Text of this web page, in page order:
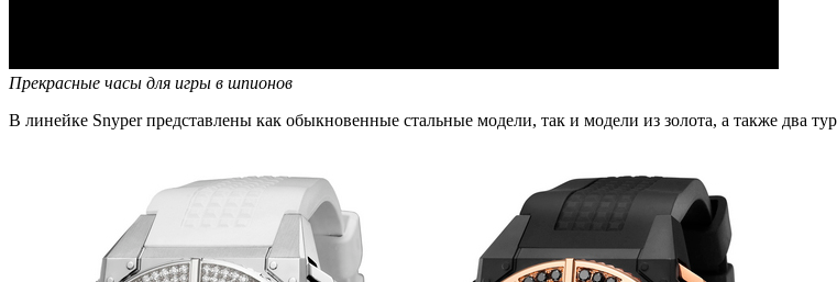
Прекрасные часы для игры в шпионов
В линейке Snyper представлены как обыкновенные стальные модели, так и модели из золота, а также два